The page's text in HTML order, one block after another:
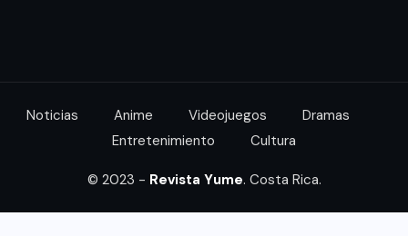
Noticias Anime Videojuegos
Dramas
Entretenimiento
Cultura
© 2023 - Revista Yume. Costa Rica.